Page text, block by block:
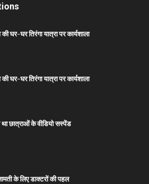
घर-घर तिरंगा यात्रा पर कार्यशाला
घर-घर तिरंगा यात्रा पर कार्यशाला
था छात्राओं के वीडियो सस्पेंड
के लिए डाक्टरों की पहल